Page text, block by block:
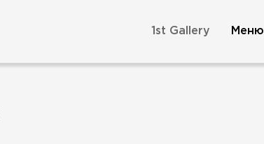
1st Gallery Меню